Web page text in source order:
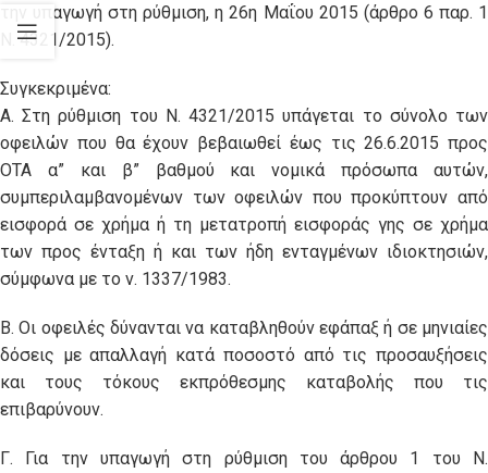
την υπαγωγή στη ρύθμιση, η 26η Μαΐου 2015 (άρθρο 6 παρ. 1
Ν. 4321/2015).
Συγκεκριμένα:
Α. Στη ρύθμιση του Ν. 4321/2015 υπάγεται το σύνολο των
οφειλών που θα έχουν βεβαιωθεί έως τις 26.6.2015 προς
ΟΤΑ α” και β” βαθμού και νομικά πρόσωπα αυτών,
συμπεριλαμβανομένων των οφειλών που προκύπτουν από
εισφορά σε χρήμα ή τη μετατροπή εισφοράς γης σε χρήμα
των προς ένταξη ή και των ήδη ενταγμένων ιδιοκτησιών,
σύμφωνα με το ν. 1337/1983.
Β. Οι οφειλές δύνανται να καταβληθούν εφάπαξ ή σε μηνιαίες
δόσεις με απαλλαγή κατά ποσοστό από τις προσαυξήσεις
και τους τόκους εκπρόθεσμης καταβολής που τις
επιβαρύνουν.
Γ. Για την υπαγωγή στη ρύθμιση του άρθρου 1 του Ν.